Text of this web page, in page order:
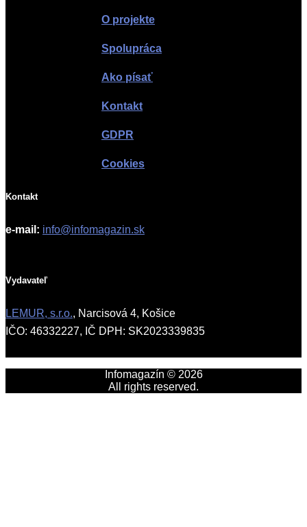
O projekte
Spolupráca
Ako písať
Kontakt
GDPR
Cookies
Kontakt
e-mail: info@infomagazin.sk
Vydavateľ
LEMUR, s.r.o., Narcisová 4, Košice
IČO: 46332227, IČ DPH: SK2023339835
Infomagazín © 2026
All rights reserved.